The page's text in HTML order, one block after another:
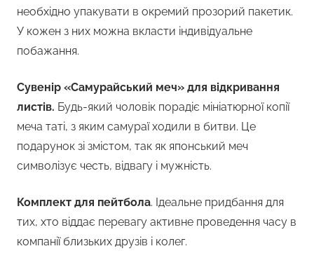
необхідно упакувати в окремий прозорий пакетик.
У кожен з них можна вкласти індивідуальне
побажання.
Сувенір «Самурайський меч» для відкривання
листів. Будь-який чоловік порадіє мініатюрної копії
меча таті, з яким самураї ходили в битви. Це
подарунок зі змістом, так як японський меч
символізує честь, відвагу і мужність.
Комплект для пейтбола. Ідеальне придбання для
тих, хто віддає перевагу активне проведення часу в
компанії близьких друзів і колег.